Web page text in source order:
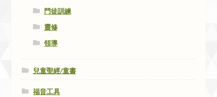
門徒訓練
靈修
領導
兒童聖經/童書
福音工具